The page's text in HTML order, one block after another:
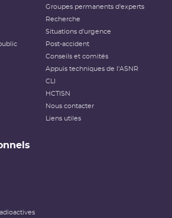
Groupes permanents d'experts
Recherche
Situations d'urgence
Post-accident
Conseils et comités
Appuis techniques de l'ASNR
CLI
HCTISN
Nous contacter
Liens utiles